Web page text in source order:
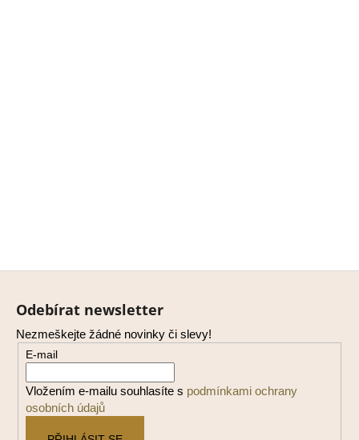
Odebírat newsletter
Nezmeškejte žádné novinky či slevy!
E-mail
Vložením e-mailu souhlasíte s podmínkami ochrany
osobních údajů